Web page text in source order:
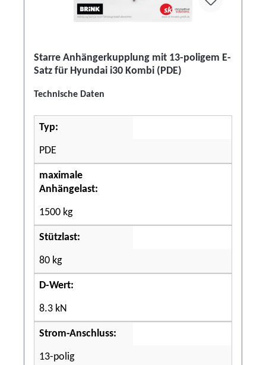
Starre Anhängerkupplung mit 13-poligem E-
Satz für Hyundai i30 Kombi (PDE)
Technische Daten
Typ:
PDE
maximale
Anhängelast:
1500 kg
Stützlast:
80 kg
D-Wert:
8.3 kN
Strom-Anschluss:
13-polig